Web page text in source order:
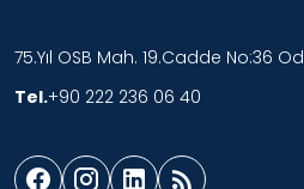
75.Yıl OSB Mah. 19.Cadde No:36
Tel.+90 222 236 06 40